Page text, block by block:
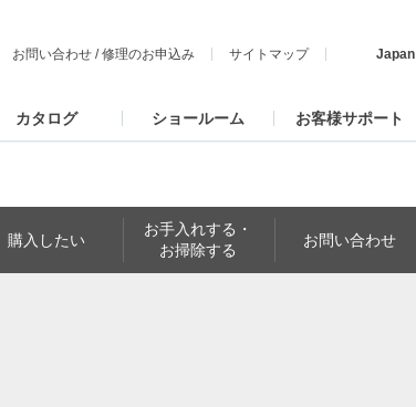
お問い合わせ /修理のお申込み サイトマップ Japan
カタログ ショールーム お客様サポート
購入したい
お手入れする・
お掃除する
お問い合わせ